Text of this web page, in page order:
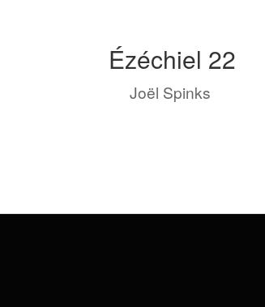
Ézéchiel 22
byJoël Spinks